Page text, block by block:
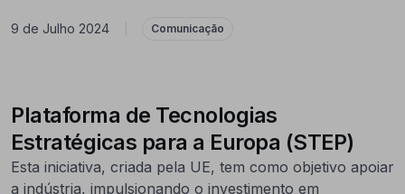
9 de Julho 2024 Comunicação
Plataforma de Tecnologias
Estratégicas para a Europa (STEP)
Esta iniciativa, criada pela UE, tem como objetivo apoiar
a indústria, impulsionando o investimento em